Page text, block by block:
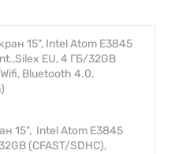
15", Intel Atom E3845
EU, 4 ГБ/32GB
Bluetooth 4.0,
15", Intel Atom E3845
(CFAST/SDHC),